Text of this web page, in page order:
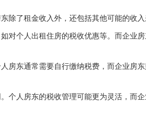
除了租金收入外，还包括其他可能的收入
对个人出租住房的税收优惠等。而企业
房东通常需要自行缴纳税费，而企业房
个人房东的税收管理可能更为灵活，而